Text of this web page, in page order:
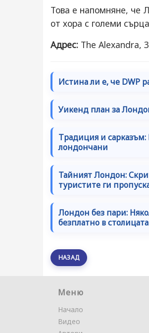
Това е напомняне, че
от хора с големи
Адрес: The Alexandra,
Истина ли е, че DWP
Уикенд план за
Традиция и сарказъм:
лондончани
Тайният Лондон:
туристите ги
Лондон без пари:
безплатно в
НАЗАД
Меню
Начало
Видео